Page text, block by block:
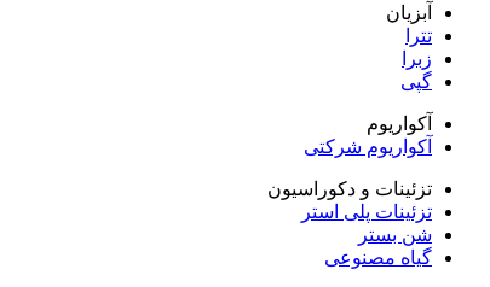
آبزیان
تترا
زبرا
گپی
آکواریوم
آکواریوم شرکتی
تزئینات و دکوراسیون
تزئینات پلی استر
شن بستر
گیاه مصنوعی